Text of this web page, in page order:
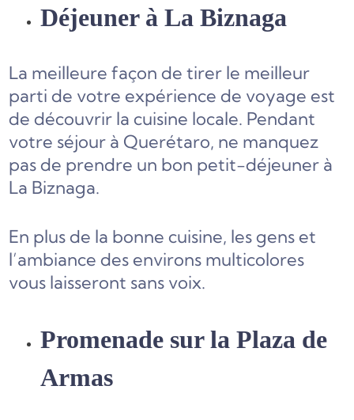
Déjeuner à La Biznaga
La meilleure façon de tirer le meilleur
parti de votre expérience de voyage est
de découvrir la cuisine locale. Pendant
votre séjour à Querétaro, ne manquez
pas de prendre un bon petit-déjeuner à
La Biznaga.
En plus de la bonne cuisine, les gens et
l’ambiance des environs multicolores
vous laisseront sans voix.
Promenade sur la Plaza de
Armas